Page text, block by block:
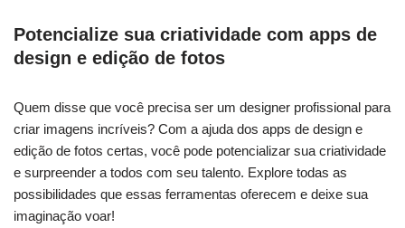
Potencialize sua criatividade com apps de
design e edição de fotos
Quem disse que‍ você⁤ precisa ser um ‍designer profissional para
criar ‍imagens incríveis? Com ‌a ajuda dos apps de design⁢ e⁣
edição de fotos certas,⁣ você pode potencializar sua criatividade⁢
e surpreender ⁣a todos com⁣ seu talento.​ Explore todas as
possibilidades que⁣ essas ferramentas oferecem e deixe ​sua
imaginação voar!